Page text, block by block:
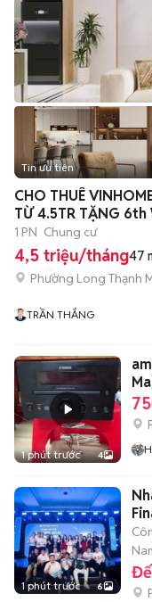
Tin ưu tiên
CHO THUÊ
TỪ 4.5TR TẶNG 6th
1 PN Chung cư
4,5 triệu/tháng47
Phường Long Thạnh
TRẦN THẮNG
1 phút trước 4
1 phút trước 6